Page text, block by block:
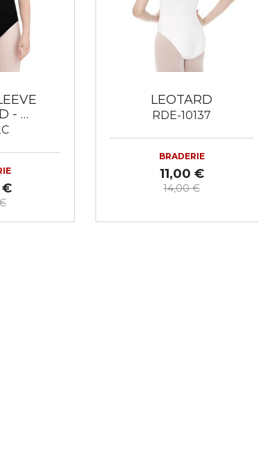
- …
€
LEOTARD
RDE-10137
BRADERIE
11,00 €
14,00 €